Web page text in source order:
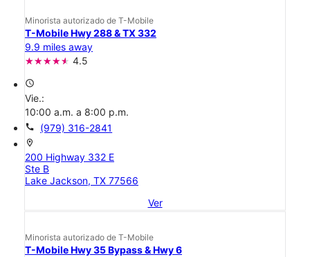
Minorista autorizado de T-Mobile
T-Mobile Hwy 288 & TX 332
9.9 miles away
4.5
access_time
Vie.:
10:00 a.m. a 8:00 p.m.
call (979) 316-2841
location_on
200 Highway 332 E
Ste B
Lake Jackson, TX 77566
Ver
Minorista autorizado de T-Mobile
T-Mobile Hwy 35 Bypass & Hwy 6